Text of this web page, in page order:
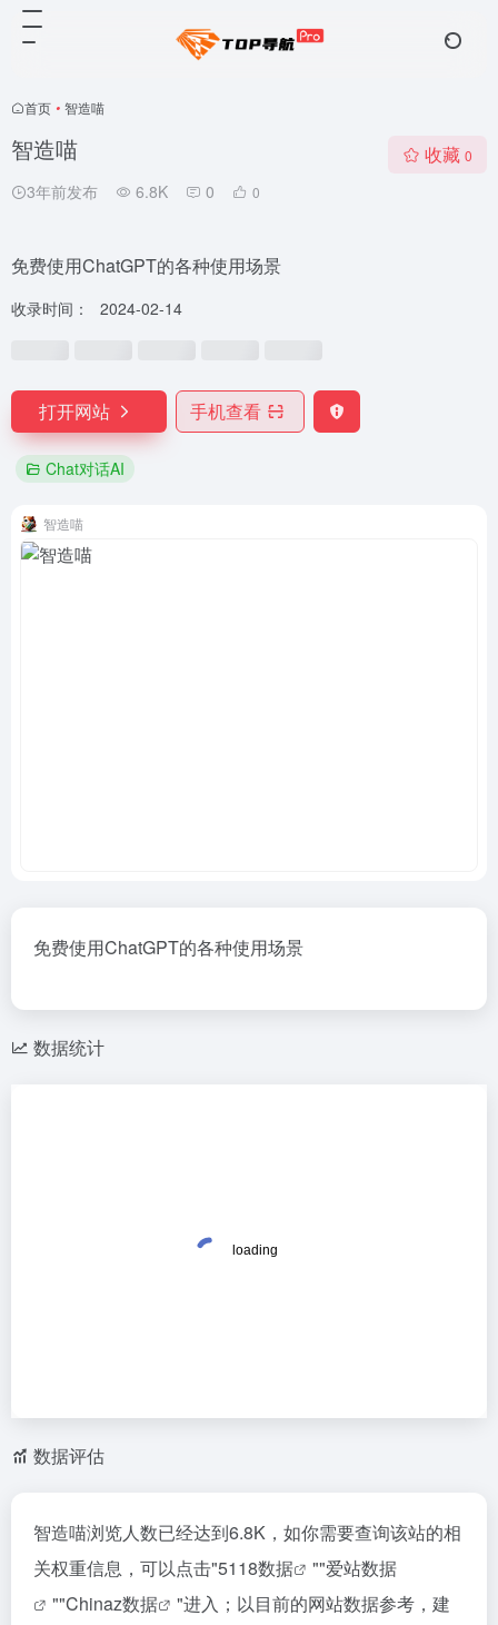
首页 • 智造喵
智造喵
3年前发布 6.8K 0 0
收藏 0
免费使用ChatGPT的各种使用场景
收录时间： 2024-02-14
打开网站 手机查看
Chat对话AI
智造喵
免费使用ChatGPT的各种使用场景
数据统计
数据评估
智造喵浏览人数已经达到6.8K，如你需要查询该站的相
关权重信息，可以点击"5118数据 ""爱站数据
""Chinaz数据
"进入；以目前的网站数据参考，建